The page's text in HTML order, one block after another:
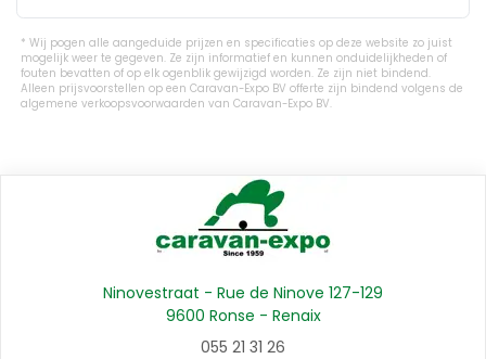
Wij pogen alle aangeduide prijzen en specificaties op deze website zo juist
mogelijk weer te gegeven. Ze zijn informatief en kunnen onduidelijkheden of
fouten bevatten of op elk ogenblik gewijzigd worden. Ze zijn niet bindend.
Alleen prijsvoorstellen op een Caravan-Expo BV offerte zijn bindend volgens de
algemene verkoopsvoorwaarden van Caravan-Expo BV.
Ninovestraat - Rue de Ninove 127-129
9600 Ronse - Renaix
055 21 31 26